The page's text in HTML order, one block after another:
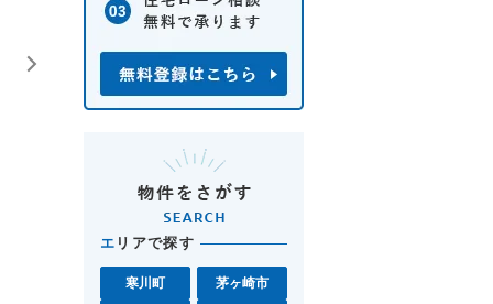
エ リアで探す
寒川町 茅ヶ崎市